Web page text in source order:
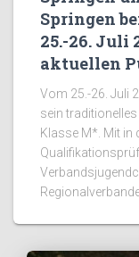
Springen
25.-26. Juli
aktuellen
Vom 25.-26. Juli
sein
Klasse M*. Mit in